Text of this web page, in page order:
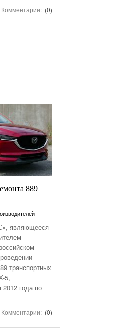
Комментарии: (0)
889
являющееся
транспортных
5,
2012 года по
Комментарии: (0)